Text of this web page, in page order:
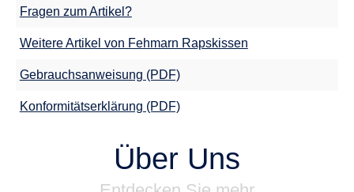
Fragen zum Artikel?
Weitere Artikel von Fehmarn Rapskissen
Gebrauchsanweisung (PDF)
Konformitätserklärung (PDF)
Über Uns